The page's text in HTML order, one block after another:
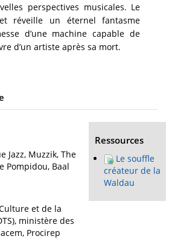
perspectives musicales. Le
réveille un éternel fantasme
d’une machine capable de
d’un artiste après sa mort.
Jazz, Muzzik, The
Pompidou, Baal
et de la
ministère des
Procirep
Ressources
Le souffle
créateur de la
Waldau